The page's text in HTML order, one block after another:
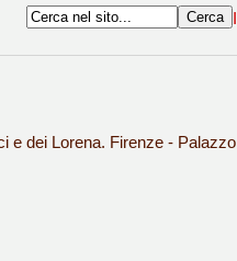
e dei Lorena. Firenze - Palazzo